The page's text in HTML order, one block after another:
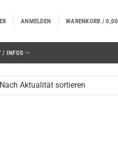
ANMELDEN WARENKORB /0,00
/ INFOS